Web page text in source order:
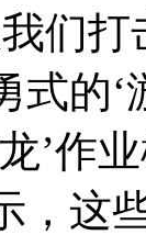
打击
式的‘
’作
，这